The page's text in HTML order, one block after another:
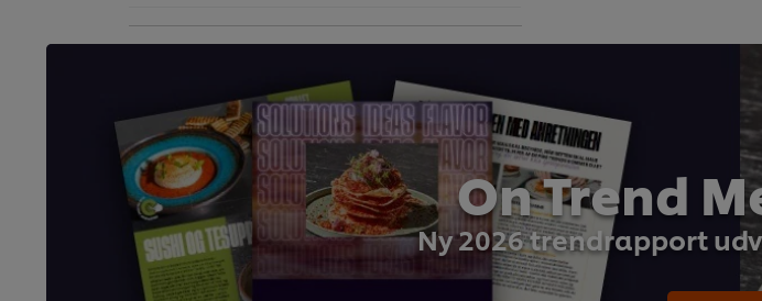
On Trend
Ny 2026 trendrapport